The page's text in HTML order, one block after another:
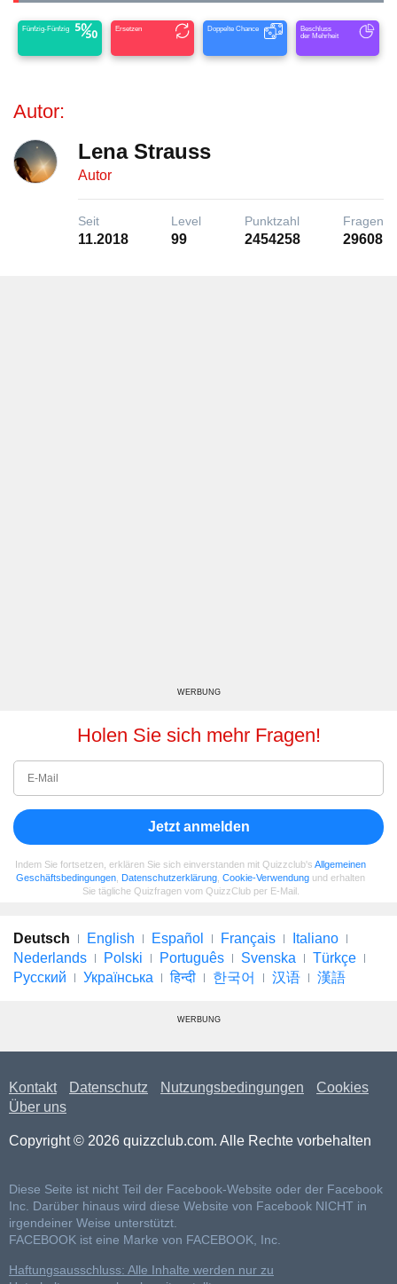
Fünfzig-Fünfzig Ersetzen Doppelte Chance
Beschluss
der Mehrheit
Autor:
Lena Strauss
Autor
Seit
11.2018
Level
99
Punktzahl
2454258
Fragen
29608
WERBUNG
Holen Sie sich mehr Fragen!
Jetzt anmelden
Indem Sie fortsetzen, erklären Sie sich einverstanden mit Quizzclub's Allgemeinen
Geschäftsbedingungen Datenschutzerklärung Cookie-Verwendung und erhalten
Sie tägliche Quizfragen vom QuizzClub per E-Mail.
Deutsch English Español Français
Italiano
Nederlands
Polski Português Svenska
Türkçe
Русский
Українська हिन्दी 한국어 汉语 漢語
WERBUNG
Kontakt Datenschutz Nutzungsbedingungen
Cookies
Über uns
Copyright © 2026 quizzclub.com. Alle Rechte vorbehalten
Diese Seite ist nicht Teil der Facebook-Website oder der Facebook
Inc. Darüber hinaus wird diese Website von Facebook NICHT in
irgendeiner Weise unterstützt.
FACEBOOK ist eine Marke von FACEBOOK, Inc.
Haftungsausschluss: Alle Inhalte werden nur zu